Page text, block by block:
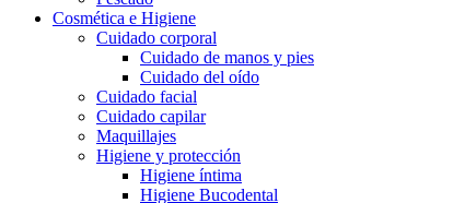
Cosmética e Higiene
Cuidado corporal
Cuidado de manos y pies
Cuidado del oído
Cuidado facial
Cuidado capilar
Maquillajes
Higiene y protección
Higiene íntima
Higiene Bucodental